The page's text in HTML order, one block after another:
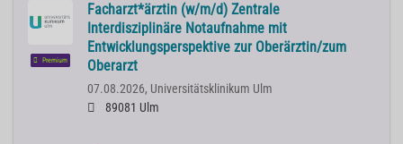
Premium
Facharzt*ärztin (w/m/d) Zentrale
Interdisziplinäre Notaufnahme mit
Entwicklungsperspektive zur Oberärztin/zum
Oberarzt
07.08.2026, Universitätsklinikum Ulm
89081 Ulm